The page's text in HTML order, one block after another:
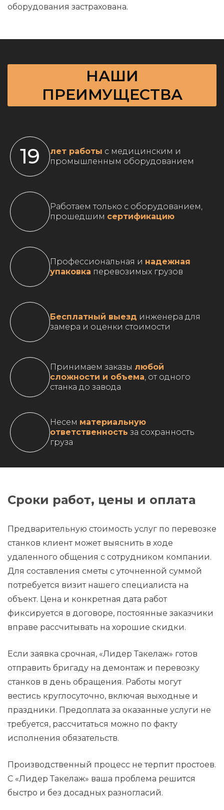
оборудования застрахована.
НАШИ
ПРЕИМУЩЕСТВА
19 лет работы с медицинским и
промышленным оборудованием
Работаем только с оборудованием,
прошедшим сертификацию
Профессиональная и надежная
упаковка перевозимых грузов
Бесплатный выезд инженера для
замера и оценки стоимости
Принимаем заказы любой
сложности и объема , от одного
станка до завода
Несем материальную
ответственность за сохранность
груза
Сроки работ, цены и оплата
Предварительную стоимость услуг по перевозке
станков клиент может выяснить в ходе
удаленного общения с сотрудником компании.
Для составления сметы с уточненной суммой
потребуется визит нашего специалиста на
объект. Цена и конкретная дата работ
фиксируется в договоре, постоянные заказчики
вправе рассчитывать на хорошие скидки.
Если заявка срочная, «Лидер Такелаж» готов
отправить бригаду на демонтаж и перевозку
станков в день обращения. Работы могут
вестись круглосуточно, включая выходные и
праздники. Предоплата за оказанные услуги не
требуется, рассчитаться можно по факту
исполнения обязательств.
Производственный процесс не терпит простоев.
С «Лидер Такелаж» ваша проблема решится
быстро и без досадных разногласий.